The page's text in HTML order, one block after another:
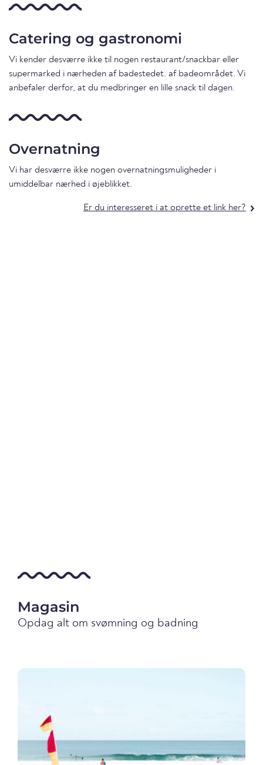
Catering og gastronomi
Vi kender desværre ikke til nogen restaurant/snackbar eller
supermarked i nærheden af badestedet. af badeområdet. Vi
anbefaler derfor, at du medbringer en lille snack til dagen.
Overnatning
Vi har desværre ikke nogen overnatningsmuligheder i
umiddelbar nærhed i øjeblikket.
Er du interesseret i at oprette et link her?
Magasin
Opdag alt om svømning og badning